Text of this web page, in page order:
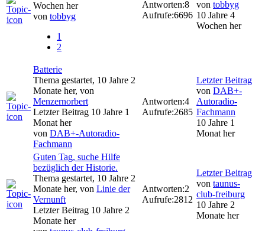
Wochen her
von tobbyg
1
2
Antworten:8
Aufrufe:6696
von tobbyg
10 Jahre 4
Wochen her
Batterie
Thema gestartet, 10 Jahre 2
Monate her, von
Menzernorbert
Letzter Beitrag 10 Jahre 1
Monat her
von DAB+-Autoradio-
Fachmann
Antworten:4
Aufrufe:2685
Letzter Beitrag
von DAB+-
Autoradio-
Fachmann
10 Jahre 1
Monat her
Guten Tag, suche Hilfe
bezüglich der Historie.
Thema gestartet, 10 Jahre 2
Monate her, von Linie der
Vernunft
Letzter Beitrag 10 Jahre 2
Monate her
Antworten:2
Aufrufe:2812
Letzter Beitrag
von taunus-
club-freiburg
10 Jahre 2
Monate her